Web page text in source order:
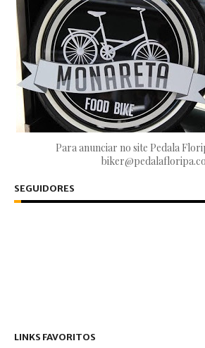
Para anunciar no site Pedala
SEGUIDORES
LINKS FAVORITOS